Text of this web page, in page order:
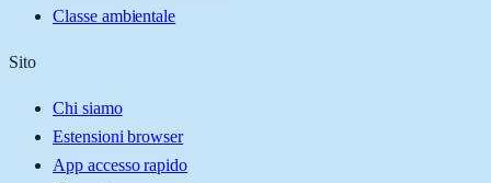
Classe ambientale
Sito
Chi siamo
Estensioni browser
App accesso rapido